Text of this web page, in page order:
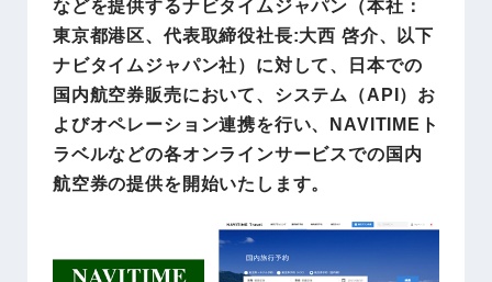
などを提供するナビタイムジャパン（本社：
東京都港区、代表取締役社長:大西 啓介、以下
ナビタイムジャパン社）に対して、日本での
国内航空券販売において、システム（API）お
よびオペレーション連携を行い、NAVITIMEト
ラベルなどの各オンラインサービスでの国内
航空券の提供を開始いたします。